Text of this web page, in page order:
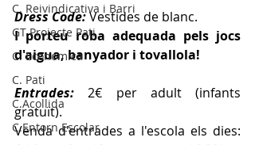
C. Reivindicativa i Barri
GT Projecte Pati
C. Economica
C. Pati
C.Acollida
C.Entorn Escolar
Dress Code: Vestides de blanc.
I porteu roba adequada pels jocs
d'aigua, banyador i tovallola!
Entrades: 2€ per adult (infants
gratuït).
Venda d'entrades a l'escola els dies: